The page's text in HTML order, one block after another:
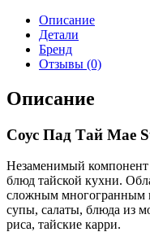
Описание
Детали
Бренд
Отзывы (0)
Описание
Соус Пад Тай Mae
Незаменимый компонент
блюд тайской кухни.
сложным многогранным
супы, салаты, блюда из
риса, тайские карри.